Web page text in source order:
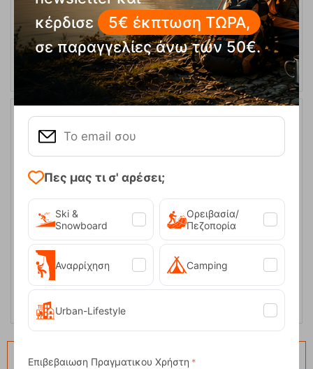
Cotton Liner Double Σεντόνι Υπνόσακου Outwell
Κωδικός:
FRE-13592
Άμεσα διαθέσιμο
43,95 €
39,95 €
33%
Icefall Pro 900 Ορειβατικός Υπνόσακος Robens
Κωδικός: FRE-15307
Άμεσαδιαθέσιμο
209,95
139,95
κέρδισε
5€ έκπτωση ΤΩΡΑ,
σε παραγγελίες άνω των 50€.
Πες μας τι σ' αρέσει;
Ski &
Snowboard
Ορειβασία/
Πεζοπορία
Αναρρίχηση Camping
Urban-Lifestyle
Επιβεβαιωση Πραγματικου Χρήστη